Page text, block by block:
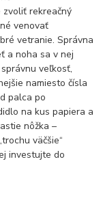
zvoliť rekreačný
venovať
vetranie. Správna
a noha sa v nej
veľkosť,
namiesto čísla
palca po
na kus papiera a
nôžka –
väčšie“
investujte do